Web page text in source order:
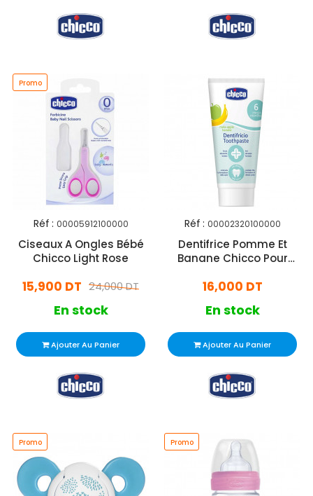
Promo
Réf : 00005912100000
Ciseaux A Ongles Bébé
Chicco Light Rose
24,000 DT
15,900 DT
En stock
Ajouter Au Panier
Réf : 00002320100000
Dentifrice Pomme Et
Banane Chicco Pour
16,000 DT
En stock
Ajouter Au Panier
Promo Promo